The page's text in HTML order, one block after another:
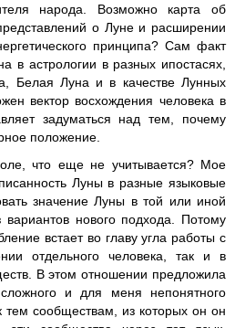
народа. Возможно карта об
о Луне и расширении
принципа? Сам факт
в астрологии в разных ипостасях,
Белая Луна и в качестве Лунных
вектор восхождения человека в
задуматься над тем, почему
положение.
что еще не учитывается? Мое
Луны в разные языковые
значение Луны в той или иной
вариантов нового подхода. Потому
встает во главу угла работы с
отдельного человека, так и в
В этом отношении предложила
и для меня непонятного
тем сообществам, из которых он он